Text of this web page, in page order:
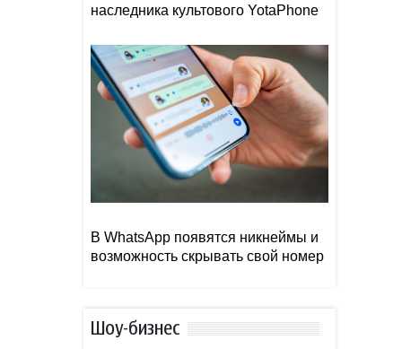
наследника культового YotaPhone
В WhatsApp появятся никнеймы и
возможность скрывать свой номер
Шоу-бизнес